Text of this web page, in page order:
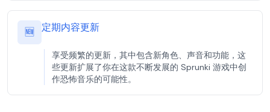
🆕 定期内容更新
享受频繁的更新，其中包含新角色、声音和功能，这
些更新扩展了你在这款不断发展的 Sprunki 游戏中创
作恐怖音乐的可能性。